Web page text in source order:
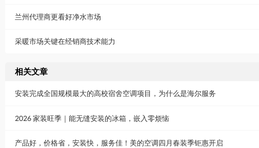
兰州代理商更看好净水市场
采暖市场关键在经销商技术能力
相关文章
安装完成全国规模最大的高校宿舍空调项目，为什么是海尔服务
2026 家装旺季｜能无缝安装的冰箱，嵌入零烦恼
产品好，价格省，安装快，服务佳！美的空调四月春装季钜惠开启